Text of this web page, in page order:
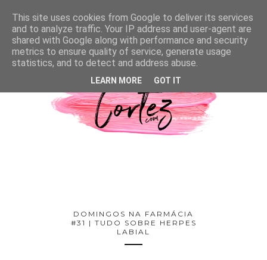
DOMINGOS NA FARMÁCIA
#31 | TUDO SOBRE HERPES
LABIAL
This site uses cookies from Google to deliver its services
and to analyze traffic. Your IP address and user-agent are
shared with Google along with performance and security
metrics to ensure quality of service, generate usage
statistics, and to detect and address abuse.
LEARN MORE GOT IT